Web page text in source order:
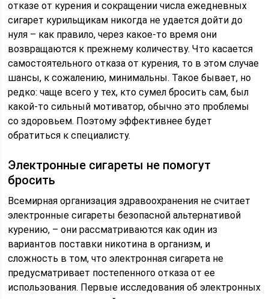
отказе от курения и сокращении числа ежедневных
сигарет курильщикам никогда не удается дойти до
нуля – как правило, через какое-то время они
возвращаются к прежнему количеству. Что касается
самостоятельного отказа от курения, то в этом случае
шансы, к сожалению, минимальны. Такое бывает, но
редко: чаще всего у тех, кто сумел бросить сам, был
какой-то сильный мотиватор, обычно это проблемы
со здоровьем. Поэтому эффективнее будет
обратиться к специалисту.
Электронные сигареты не помогут
бросить
Всемирная организация здравоохранения не считает
электронные сигареты безопасной альтернативой
курению, – они рассматриваются как один из
вариантов поставки никотина в организм, и
сложность в том, что электронная сигарета не
предусматривает постепенного отказа от ее
использования. Первые исследования об электронных